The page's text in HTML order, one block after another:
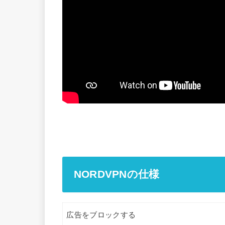
NORDVPNの仕様
広告をブロックする